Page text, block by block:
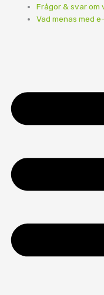
Frågor & svar om
Vad menas med